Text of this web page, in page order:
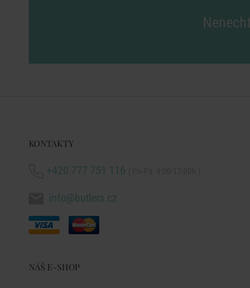
KONTAKTY
+420 777 751 116
info@butlers.cz
NÁŠ E-SHOP